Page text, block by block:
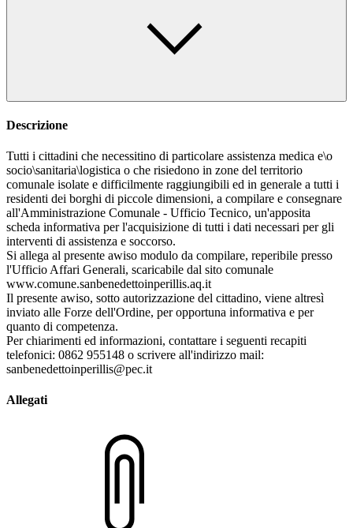
Descrizione
Tutti i cittadini che necessitino di particolare assistenza medica e\o
socio\sanitaria\logistica o che risiedono in zone del territorio
comunale isolate e difficilmente raggiungibili ed in generale a tutti i
residenti dei borghi di piccole dimensioni, a compilare e consegnare
all'Amministrazione Comunale - Ufficio Tecnico, un'apposita
scheda informativa per l'acquisizione di tutti i dati necessari per gli
interventi di assistenza e soccorso.
Si allega al presente awiso modulo da compilare, reperibile presso
l'Ufficio Affari Generali, scaricabile dal sito comunale
www.comune.sanbenedettoinperillis.aq.it
Il presente awiso, sotto autorizzazione del cittadino, viene altresì
inviato alle Forze dell'Ordine, per opportuna informativa e per
quanto di competenza.
Per chiarimenti ed informazioni, contattare i seguenti recapiti
telefonici: 0862 955148 o scrivere all'indirizzo mail:
sanbenedettoinperillis@pec.it
Allegati